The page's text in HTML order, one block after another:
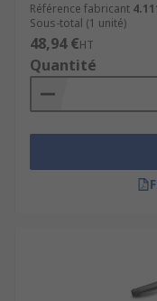
Référence fabricant
Sous-total (1 unité)
48,94 €HT
Quantité